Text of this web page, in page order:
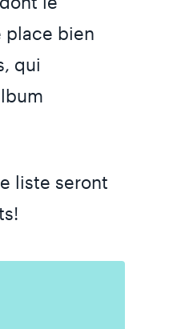
place bien
qui
liste seront